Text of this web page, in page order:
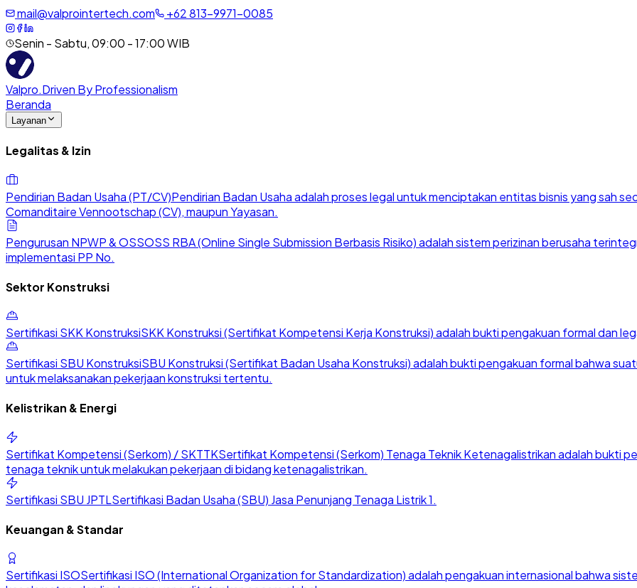
mail@valprointertech.com +62813-9971-0085
Senin - Sabtu, 09:00 - 17:00 WIB
Valpro.Driven By Professionalism
Beranda
Layanan
Legalitas & Izin
Pendirian Badan Usaha (PT/CV)Pendirian Badan Usaha adalah proses legal untuk menciptakan entitas bisnis yang sah
Comanditaire Vennootschap (CV), maupun Yayasan.
Pengurusan NPWP & OSSOSS RBA (Online Single Submission Berbasis Risiko) adalah sistem perizinan berusaha
implementasi PP No.
Sektor Konstruksi
Sertifikasi SKK KonstruksiSKK Konstruksi (Sertifikat Kompetensi Kerja Konstruksi) adalah bukti pengakuan formal dan
Sertifikasi SBU KonstruksiSBU Konstruksi (Sertifikat Badan Usaha Konstruksi) adalah bukti pengakuan formal bahwa
untuk melaksanakan pekerjaan konstruksi tertentu.
Kelistrikan & Energi
Sertifikat Kompetensi (Serkom) / SKTTKSertifikat Kompetensi (Serkom) Tenaga Teknik Ketenagalistrikan adalah bukti
tenaga teknik untuk melakukan pekerjaan di bidang ketenagalistrikan.
Sertifikasi SBU JPTLSertifikasi Badan Usaha (SBU) Jasa Penunjang Tenaga Listrik 1.
Keuangan & Standar
Sertifikasi ISOSertifikasi ISO (International Organization for Standardization) adalah pengakuan internasional bahwa